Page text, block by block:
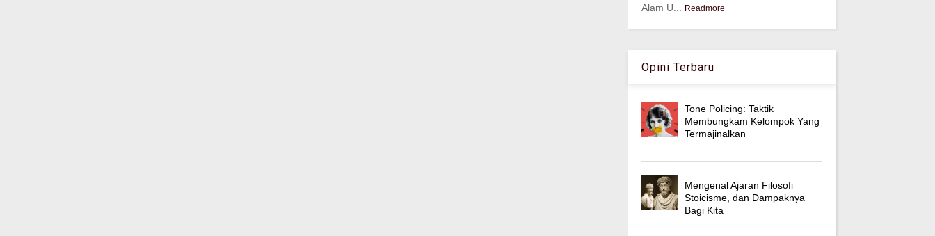
Alam U...
Readmore
Opini Terbaru
Tone Policing: Taktik
Membungkam Kelompok Yang
Termajinalkan
Mengenal Ajaran Filosofi
Stoicisme, dan Dampaknya
Bagi Kita